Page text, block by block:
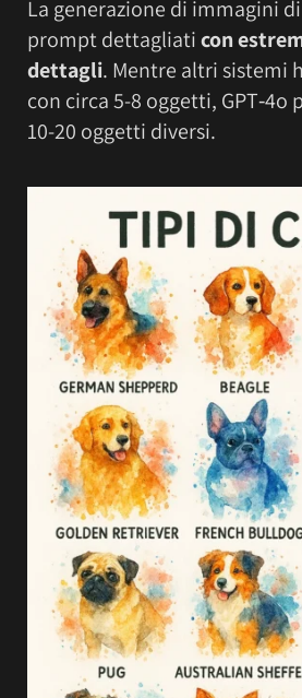
La generazione di immagini di
prompt dettagliaticon
dettagli. Mentre altri sistemi
con circa 5-8 oggetti, GPT‑4o
10-20 oggetti diversi.